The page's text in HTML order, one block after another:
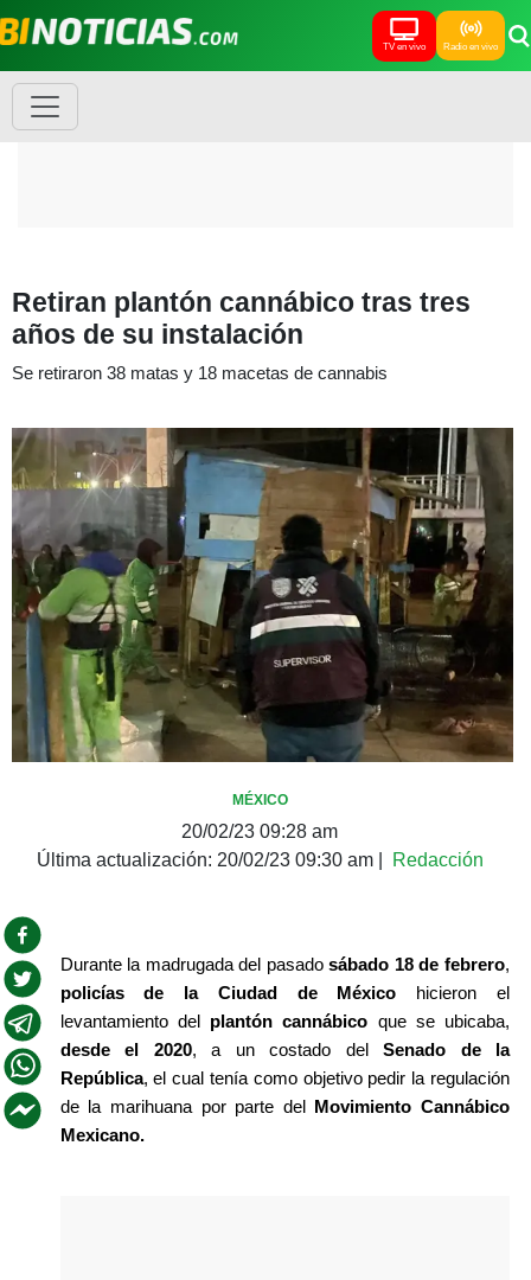
TV en vivo Radio en vivo
Retiran plantón cannábico tras tres
años de su instalación
Se retiraron 38 matas y 18 macetas de cannabis
MÉXICO
20/02/23 09:28 am
Última actualización: 20/02/23 09:30 am| Redacción
Durante la madrugada del pasado sábado 18 de febrero
policías de la Ciudad de México hicieron el
levantamiento del plantón cannábico
desde el 2020, a un costado del
Senado de la
República, el cual tenía como objetivo pedir la regulación
de la marihuana por parte del
Movimiento Cannábico
Mexicano.